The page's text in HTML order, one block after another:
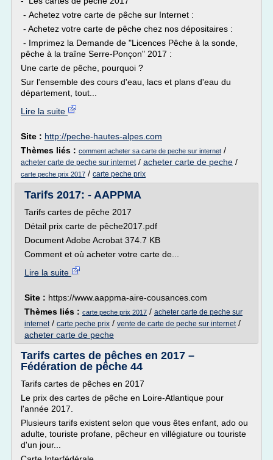
- Achetez votre carte de pêche sur Internet :
- Achetez votre carte de pêche chez nos dépositaires :
- Imprimez la Demande de "Licences Pêche à la sonde,
pêche à la traîne Serre-Ponçon" 2017 :
Une carte de pêche, pourquoi ?
Sur l'ensemble des cours d'eau, lacs et plans d'eau du
département, tout...
Lire la suite
Site : http://peche-hautes-alpes.com
Thèmes liés : comment acheter sa carte de peche sur internet /
acheter carte de peche sur internet/ acheter carte de peche /
carte peche prix 2017 / carte peche prix
Tarifs 2017: - AAPPMA
Tarifs cartes de pêche 2017
Détail prix carte de pêche2017.pdf
Document Adobe Acrobat 374.7 KB
Comment et où acheter votre carte de...
Lire la suite
Site : https://www.aappma-aire-cousances.com
Thèmes liés : carte peche prix 2017 / acheter carte de peche sur
internet/ carte peche prix / vente de carte de peche sur internet/
acheter carte de peche
Tarifs cartes de pêches en 2017 –
Fédération de pêche 44
Tarifs cartes de pêches en 2017
Le prix des cartes de pêche en Loire-Atlantique pour
l'année 2017.
Plusieurs tarifs existent selon que vous êtes enfant, ado ou
adulte, touriste profane, pêcheur en villégiature ou touriste
d'un jour...